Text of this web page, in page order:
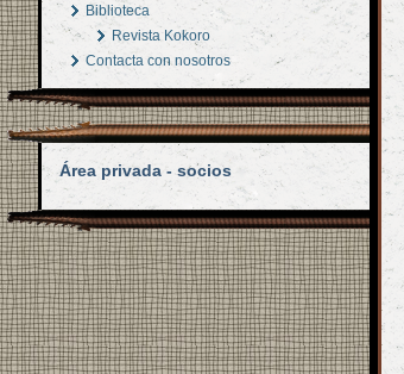
Biblioteca
Revista Kokoro
Contacta con nosotros
Área privada - socios